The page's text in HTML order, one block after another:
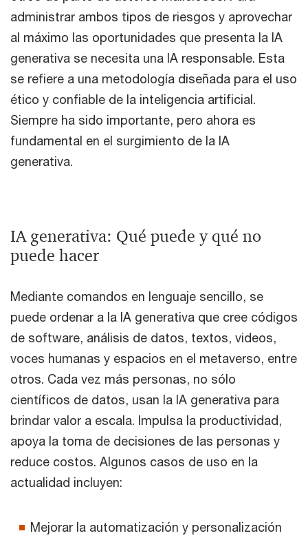
administrar ambos tipos de riesgos y aprovechar
al máximo las oportunidades que presenta la IA
generativa se necesita una IA responsable. Esta
se refiere a una metodología diseñada para el uso
ético y confiable de la inteligencia artificial.
Siempre ha sido importante, pero ahora es
fundamental en el surgimiento de la IA
generativa.
IA generativa: Qué puede y qué no
puede hacer
Mediante comandos en lenguaje sencillo, se
puede ordenar a la IA generativa que cree códigos
de software, análisis de datos, textos, videos,
voces humanas y espacios en el metaverso, entre
otros. Cada vez más personas, no sólo
científicos de datos, usan la IA generativa para
brindar valor a escala. Impulsa la productividad,
apoya la toma de decisiones de las personas y
reduce costos. Algunos casos de uso en la
actualidad incluyen:
Mejorar la automatización y personalización